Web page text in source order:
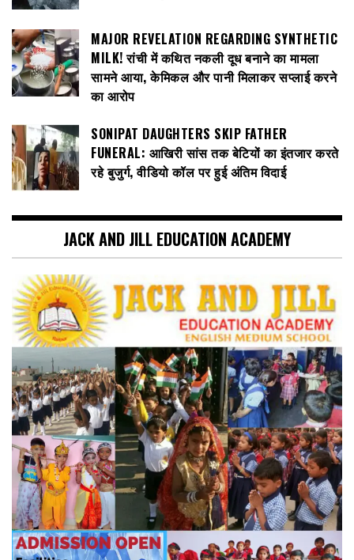
MAJOR REVELATION REGARDING SYNTHETIC
MILK! रांची में कथित नकली दूध बनाने का मामला
सामने आया, केमिकल और पानी मिलाकर सप्लाई करने
का आरोप
SONIPAT DAUGHTERS SKIP FATHER
FUNERAL: आखिरी सांस तक बेटियों का इंतजार करते
रहे बुजुर्ग, वीडियो कॉल पर हुई अंतिम विदाई
JACK AND JILL EDUCATION ACADEMY